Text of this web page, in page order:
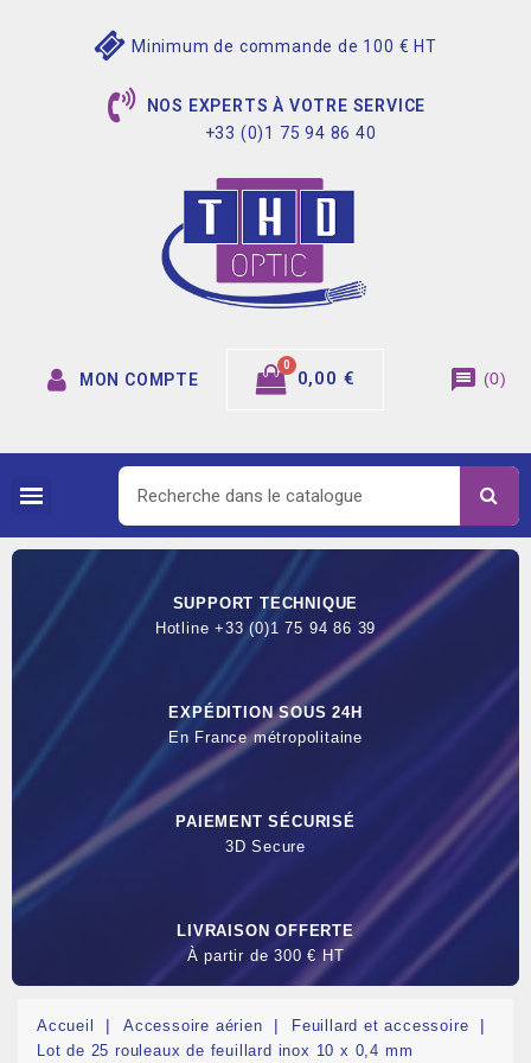
Minimum de commande de 100 € HT
NOS EXPERTS À VOTRE SERVICE
+33 (0)1 75 94 86 40
MON COMPTE 0,00 € message (0)
SUPPORT TECHNIQUE
Hotline +33 (0)1 75 94 86 39
EXPÉDITION SOUS 24H
En France métropolitaine
PAIEMENT SÉCURISÉ
3D Secure
LIVRAISON OFFERTE
À partir de 300 € HT
Accueil Accessoire aérien
Feuillard et accessoire
Lot de 25 rouleaux de feuillard inox 10 x 0,4 mm